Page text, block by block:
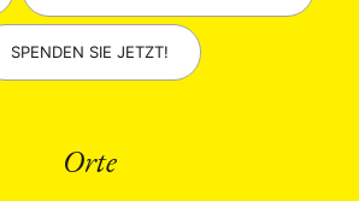
SPENDEN SIE JETZT!
Orte